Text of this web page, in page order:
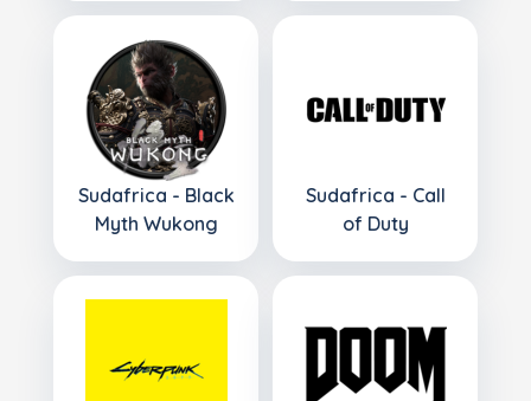
Sudafrica - Black
Myth Wukong
Sudafrica - Call
of Duty